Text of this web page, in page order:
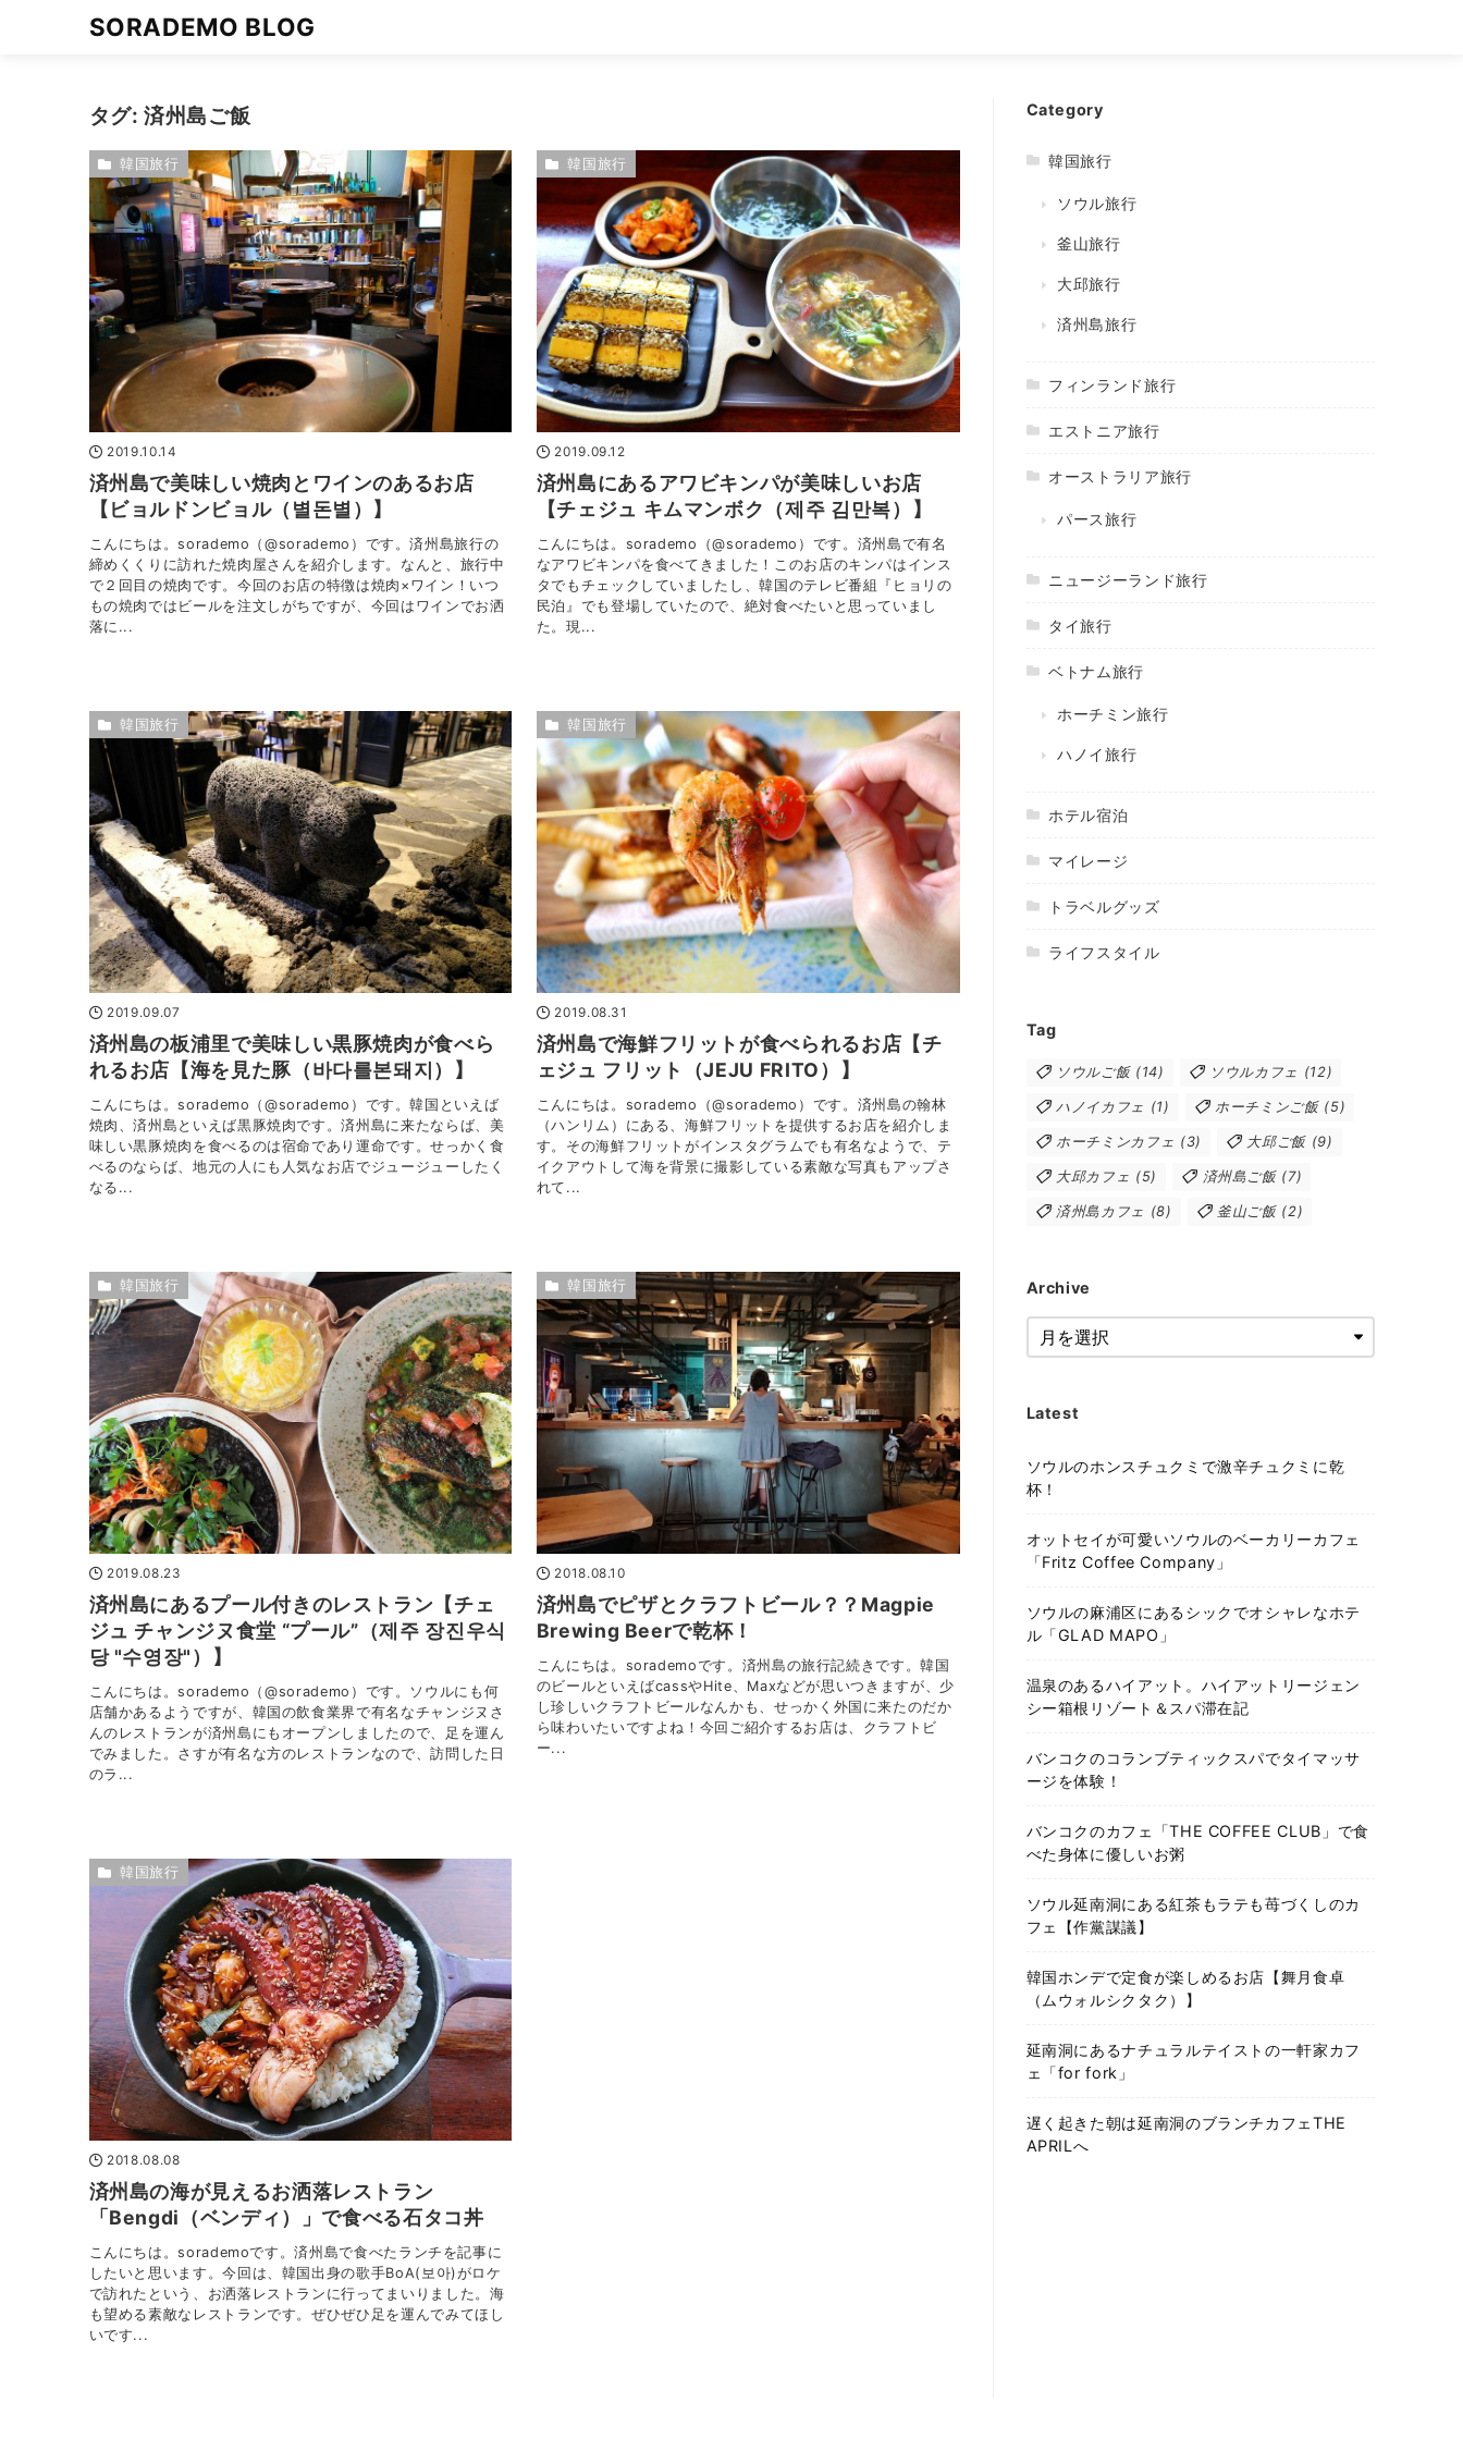
SORADEMO BLOG
タグ:済州島ご飯
2019.10.14
済州島で美味しい焼肉とワインのあるお店
【ビョルドンビョル（별돈별）】
こんにちは。sorademo（@sorademo）です。済州島旅行の
締めくくりに訪れた焼肉屋さんを紹介します。なんと、旅行中
で２回目の焼肉です。今回のお店の特徴は焼肉×ワイン！いつ
もの焼肉ではビールを注文しがちですが、今回はワインでお洒
落に...
韓国旅行
2019.09.12
済州島にあるアワビキンパが美味しいお店
【チェジュ キムマンボク（제주 김만복）】
こんにちは。sorademo（@sorademo）です。済州島で有名
なアワビキンパを食べてきました！このお店のキンパはインス
タでもチェックしていましたし、韓国のテレビ番組『ヒョリの
民泊』でも登場していたので、絶対食べたいと思っていまし
た。現...
韓国旅行
2019.09.07
済州島の板浦里で美味しい黒豚焼肉が食べら
れるお店【海を見た豚（바다를본돼지）】
こんにちは。sorademo（@sorademo）です。韓国といえば
焼肉、済州島といえば黒豚焼肉です。済州島に来たならば、美
味しい黒豚焼肉を食べるのは宿命であり運命です。せっかく食
べるのならば、地元の人にも人気なお店でジュージューしたく
なる...
韓国旅行
2019.08.31
済州島で海鮮フリットが食べられるお店【チ
ェジュ フリット（JEJU FRITO）】
こんにちは。sorademo（@sorademo）です。済州島の翰林
（ハンリム）にある、海鮮フリットを提供するお店を紹介しま
す。その海鮮フリットがインスタグラムでも有名なようで、テ
イクアウトして海を背景に撮影している素敵な写真もアップさ
れて...
韓国旅行
2019.08.23
済州島にあるプール付きのレストラン【チェ
ジュ チャンジヌ食堂 “プール”（제주 장진우식
당 "수영장"）】
こんにちは。sorademo（@sorademo）です。ソウルにも何
店舗かあるようですが、韓国の飲食業界で有名なチャンジヌさ
んのレストランが済州島にもオープンしましたので、足を運ん
でみました。さすが有名な方のレストランなので、訪問した日
のラ...
韓国旅行
2018.08.10
済州島でピザとクラフトビール？？Magpie
Brewing Beerで乾杯！
こんにちは。sorademoです。済州島の旅行記続きです。韓国
のビールといえばcassやHite、Maxなどが思いつきますが、少
し珍しいクラフトビールなんかも、せっかく外国に来たのだか
ら味わいたいですよね！今回ご紹介するお店は、クラフトビ
ー...
韓国旅行
2018.08.08
済州島の海が見えるお洒落レストラン
「Bengdi（ベンディ）」で食べる石タコ丼
こんにちは。sorademoです。済州島で食べたランチを記事に
したいと思います。今回は、韓国出身の歌手BoA(보아)がロケ
で訪れたという、お洒落レストランに行ってまいりました。海
も望める素敵なレストランです。ぜひぜひ足を運んでみてほし
いです...
韓国旅行
Category
韓国旅行
ソウル旅行
釜山旅行
大邱旅行
済州島旅行
フィンランド旅行
エストニア旅行
オーストラリア旅行
パース旅行
ニュージーランド旅行
タイ旅行
ベトナム旅行
ホーチミン旅行
ハノイ旅行
ホテル宿泊
マイレージ
トラベルグッズ
ライフスタイル
Tag
ソウルご飯(14) ソウルカフェ (12)
ハノイカフェ (1) ホーチミンご飯(5)
ホーチミンカフェ (3) 大邱ご飯 (9)
大邱カフェ (5) 済州島ご飯(7)
済州島カフェ (8) 釜山ご飯(2)
Archive
Latest
ソウルのホンスチュクミで激辛チュクミに乾
杯！
オットセイが可愛いソウルのベーカリーカフェ
「Fritz Coffee Company」
ソウルの麻浦区にあるシックでオシャレなホテ
ル「GLAD MAPO」
温泉のあるハイアット。ハイアットリージェン
シー箱根リゾート＆スパ滞在記
バンコクのコランブティックスパでタイマッサ
ージを体験！
バンコクのカフェ「THE COFFEE CLUB」で食
べた身体に優しいお粥
ソウル延南洞にある紅茶もラテも苺づくしのカ
フェ【作黨謀議】
韓国ホンデで定食が楽しめるお店【舞月食卓
（ムウォルシクタク）】
延南洞にあるナチュラルテイストの一軒家カフ
ェ「for fork」
遅く起きた朝は延南洞のブランチカフェTHE
APRILへ